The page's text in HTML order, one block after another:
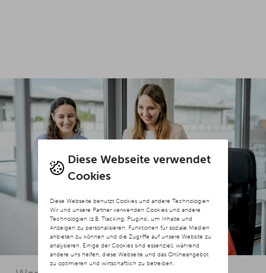
Diese Webseite verwendet
Cookies
Diese Webseite benutzt Cookies und andere Technologien
Wir und unsere Partner verwenden Cookies und andere
Technologien (z.B. Tracking, Plugins), um Inhalte und
Anzeigen zu personalisieren, Funktionen für soziale Medien
anbieten zu können und die Zugriffe auf unsere Website zu
analysieren. Einige der Cookies sind essenziell, während
andere uns helfen, diese Webseite und das Onlineangebot
zu optimieren und wirtschaftlich zu betreiben.